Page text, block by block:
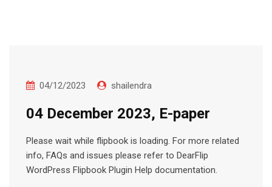
04/12/2023 shailendra
04 December 2023, E-paper
Please wait while flipbook is loading. For more related
info, FAQs and issues please refer to DearFlip
WordPress Flipbook Plugin Help documentation.